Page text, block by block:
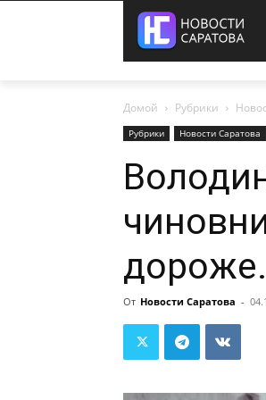
Домой Рубрики
Рубрики Новости Саратова
От Новости Саратова -